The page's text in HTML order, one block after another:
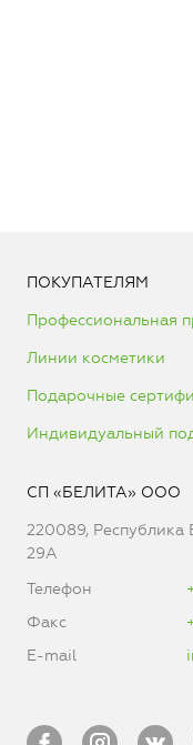
ПОКУПАТЕЛЯМ
Профессиональная
Линии косметики
Подарочные
Индивидуальный
СП «БЕЛИТА» ООО
220089, Республика
29А
Телефон
Факс
E-mail